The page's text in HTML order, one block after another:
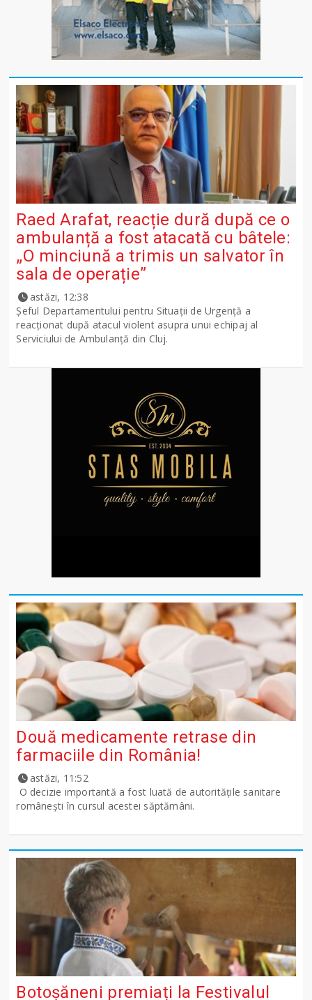
Raed Arafat, reacție dură după ce o
ambulanță a fost atacată cu bâtele:
„O minciună a trimis un salvator în
sala de operație”
astăzi, 12:38
Șeful Departamentului pentru Situații de Urgență a
reacționat după atacul violent asupra unui echipaj al
Serviciului de Ambulanță din Cluj.
Două medicamente retrase din
farmaciile din România!
astăzi, 11:52
O decizie importantă a fost luată de autoritățile sanitare
românești în cursul acestei săptămâni.
Botoșăneni premiați la Festivalul